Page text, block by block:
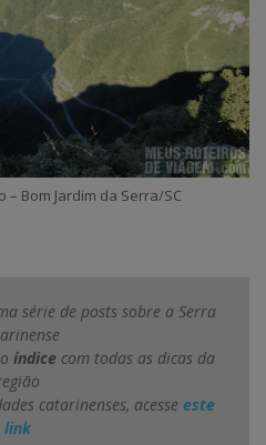
– Bom Jardim da Serra/SC
série de posts sobre a Serra
índice com todas as dicas da
catarinenses, acesse este
link